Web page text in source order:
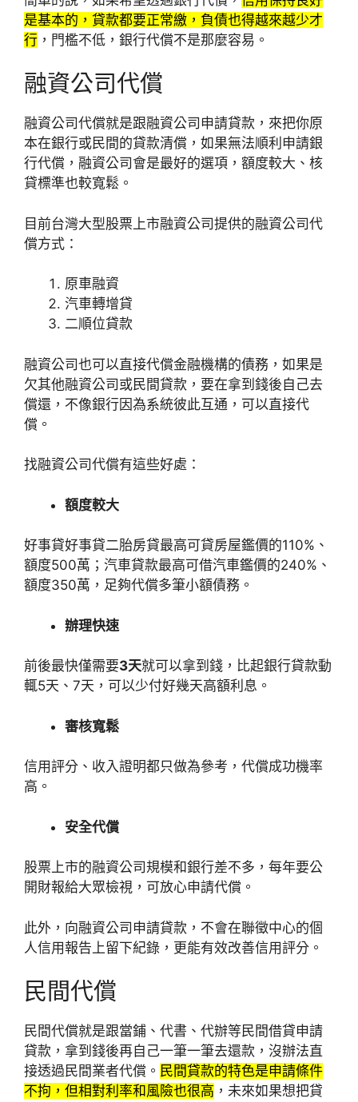
是基本的，貸款都要正常繳，負債也得越來越少才
行 ，門檻不低，銀行代償不是那麼容易。
融資公司代償
融資公司代償就是跟融資公司申請貸款，來把你原
本在銀行或民間的貸款清償，如果無法順利申請銀
行代償，融資公司會是最好的選項，額度較大、核
貸標準也較寬鬆。
目前台灣大型股票上市融資公司提供的融資公司代
償方式：
原車融資
汽車轉增貸
二順位貸款
融資公司也可以直接代償金融機構的債務，如果是
欠其他融資公司或民間貸款，要在拿到錢後自己去
償還，不像銀行因為系統彼此互通，可以直接代
償。
找融資公司代償有這些好處：
額度較大
好事貸好事貸二胎房貸最高可貸房屋鑑價的110%、
額度500萬；汽車貸款最高可借汽車鑑價的240%、
額度350萬，足夠代償多筆小額債務。
辦理快速
前後最快僅需要3天就可以拿到錢，比起銀行貸款動
輒5天、7天，可以少付好幾天高額利息。
審核寬鬆
信用評分、收入證明都只做為參考，代償成功機率
高。
安全代償
股票上市的融資公司規模和銀行差不多，每年要公
開財報給大眾檢視，可放心申請代償。
此外，向融資公司申請貸款，不會在聯徵中心的個
人信用報告上留下紀錄，更能有效改善信用評分。
民間代償
民間代償就是跟當鋪、代書、代辦等民間借貸申請
貸款，拿到錢後再自己一筆一筆去還款，沒辦法直
接透過民間業者代償。 民間貸款的特色是申請條件
不拘，但相對利率和風險也很高 ，未來如果想把貸